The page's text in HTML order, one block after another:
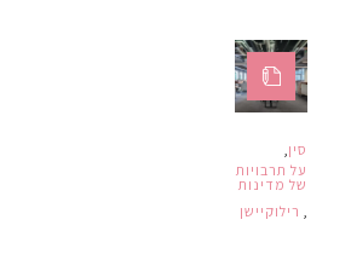
סין
על תרבויות
של מדינות
רילוקיישן